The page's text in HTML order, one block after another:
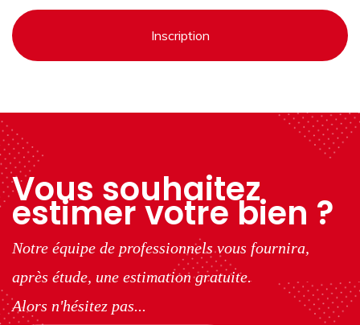
Inscription
Vous souhaitez
estimer votre bien ?
Notre équipe de professionnels vous fournira,
après étude, une estimation gratuite.
Alors n'hésitez pas...